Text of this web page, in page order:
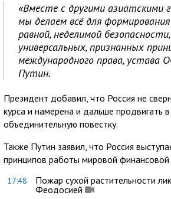
«Вместе с другими азиатскими
мы делаем всё для
равной, неделимой
универсальных, признанных
международного права, устава
Путин.
Президент добавил, что Россия не
курса и намерена и дальше продвигать
объединительную повестку.
Также Путин заявил, что Россия
принципов работы мировой финансовой
17:48
Пожар сухой растительности
Феодосией